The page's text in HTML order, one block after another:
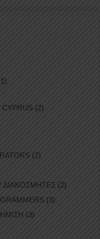
(2)
(2)
/ ΔΙΑΚΟΣΜΗΤΕΣ (2)
(3)
(3)